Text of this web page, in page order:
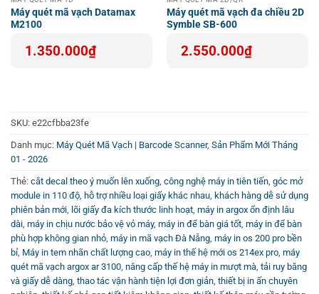
mới cũng có thể nhanh chóng làm quen với thao tác vận
hành, nhờ giao diện thân thiện và tính năng mở rộng linh
chuyên ngành. Ngoài ra, hãy theo dõiKênh Youtube
Vincodeđể cập nhật các video hướng dẫn chi tiết và đánh
giá mới nhất về các thiết bị mã vạch hiện đại.
Máy quét mã vạch Datamax
M2100
1.350.000₫
Máy quét mã vạch đa chiều 2D
Symble SB-600
2.550.000₫
SKU: e22cfbba23fe
Danh mục: Máy Quét Mã Vạch | Barcode Scanner, Sản Phẩm Mới Tháng
01 - 2026
Thẻ: cắt decal theo ý muốn lên xuống, công nghệ máy in tiên tiến, góc mở
module in 110 độ, hỗ trợ nhiều loại giấy khác nhau, khách hàng dễ sử dụng
phiên bản mới, lõi giấy đa kích thước linh hoạt, máy in argox ổn định lâu
dài, máy in chịu nước bảo vệ vỏ máy, máy in để bàn giá tốt, máy in để bàn
phù hợp không gian nhỏ, máy in mã vạch Đà Nẵng, máy in os 200 pro bền
bỉ, Máy in tem nhãn chất lượng cao, máy in thế hệ mới os 214ex pro, máy
quét mã vạch argox ar 3100, nâng cấp thế hệ máy in mượt mà, tải ruy băng
và giấy dễ dàng, thao tác vận hành tiện lợi đơn giản, thiết bị in ấn chuyên